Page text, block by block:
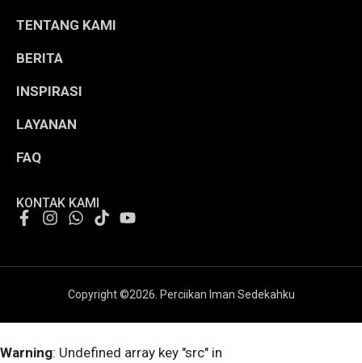
TENTANG KAMI
BERITA
INSPIRASI
LAYANAN
FAQ
KONTAK KAMI
Copyright ©2026 . Perciikan Iman Sedekahku
Warning: Undefined array key "src" in